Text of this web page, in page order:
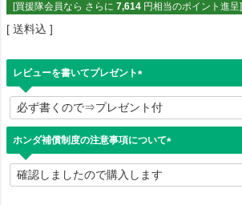
[買援隊会員なら さらに 7,614 円相当のポイント進呈]
送料込
レビューを書いてプレゼント
必
須
ホンダ補償制度の注意事項について
須